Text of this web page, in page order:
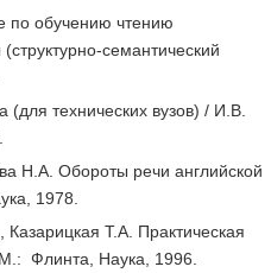
обучению чтению
семантический
технических вузов) / И.В.
Обороты речи английской
1978.
Т.А. Практическая
Флинта, Наука, 1996.